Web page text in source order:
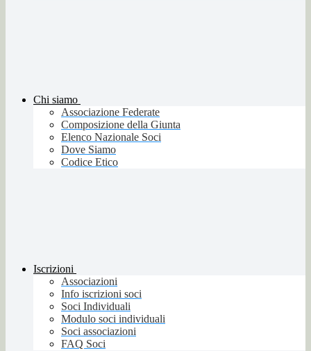
Chi siamo
Associazione Federate
Composizione della Giunta
Elenco Nazionale Soci
Dove Siamo
Codice Etico
Iscrizioni
Associazioni
Info iscrizioni soci
Soci Individuali
Modulo soci individuali
Soci associazioni
FAQ Soci